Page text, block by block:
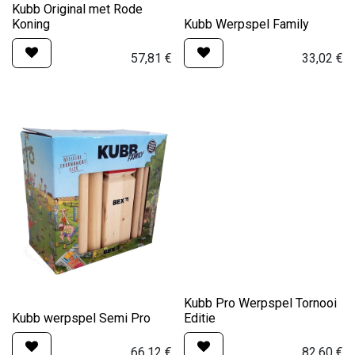
Kubb Original met Rode
Koning
57,81 €
Kubb Werpspel Family
33,02 €
Kubb werpspel Semi Pro
Kubb Pro Werpspel Tornooi
Editie